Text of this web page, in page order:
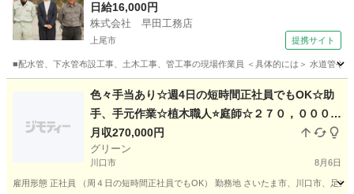
OK】
日給16,000円
株式会社 早田工務店
上尾市 提携サイト
■配水管、下水管布設工事、土木工事、管工事の現場作業員 ＜具体的には＞ 水道管や
施工管理
色々手当あり☆週4日の短時間正社員でもOK☆助
手、手元作業☆植木職人⭐庭師☆２７０，０００円
～５００、０００円☆休日自由！⭐女性も活躍中！
未経験でも可☆造園スタッフ☆☆庭師☆造園☆植
木屋☆経験者優遇☆
月収270,000円
グリーン
川口市 8月6日
雇用形態 正社員 （周４日の短時間正社員でもOK） 勤務地 さいたま市、川口市、足